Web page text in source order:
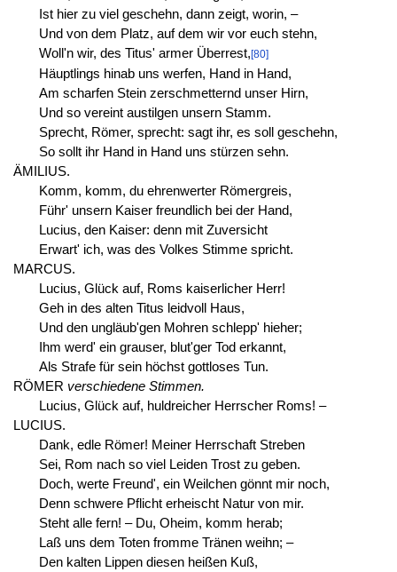
Ist hier zu viel geschehn, dann zeigt, worin, –
Und von dem Platz, auf dem wir vor euch stehn,
Woll'n wir, des Titus' armer Überrest,[80]
Häuptlings hinab uns werfen, Hand in Hand,
Am scharfen Stein zerschmetternd unser Hirn,
Und so vereint austilgen unsern Stamm.
Sprecht, Römer, sprecht: sagt ihr, es soll geschehn,
So sollt ihr Hand in Hand uns stürzen sehn.
ÄMILIUS.
Komm, komm, du ehrenwerter Römergreis,
Führ' unsern Kaiser freundlich bei der Hand,
Lucius, den Kaiser: denn mit Zuversicht
Erwart' ich, was des Volkes Stimme spricht.
MARCUS.
Lucius, Glück auf, Roms kaiserlicher Herr!
Geh in des alten Titus leidvoll Haus,
Und den ungläub'gen Mohren schlepp' hieher;
Ihm werd' ein grauser, blut'ger Tod erkannt,
Als Strafe für sein höchst gottloses Tun.
RÖMER verschiedene Stimmen.
Lucius, Glück auf, huldreicher Herrscher Roms! –
LUCIUS.
Dank, edle Römer! Meiner Herrschaft Streben
Sei, Rom nach so viel Leiden Trost zu geben.
Doch, werte Freund', ein Weilchen gönnt mir noch,
Denn schwere Pflicht erheischt Natur von mir.
Steht alle fern! – Du, Oheim, komm herab;
Laß uns dem Toten fromme Tränen weihn; –
Den kalten Lippen diesen heißen Kuß,